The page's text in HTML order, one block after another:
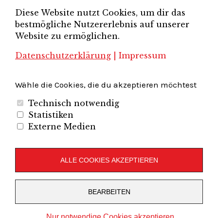
Brandenburg-Berlin e.V.
Unternehmerverband Sachsen e.V.
Unternehmervereinigung Uckermark e.V.
Wirtschaftshof Spandau e.V. Volkswirtschaftlicher Dialog
Unternehmerverband Brandenburg-Berlin e.V.
Folgen Sie uns auf
LinkedInInstagram
Slideshare
Youtube
Stolz präsentiert vonWordPress
Diese Website nutzt Cookies, um dir das
bestmögliche Nutzererlebnis auf unserer
Website zu ermöglichen.
Datenschutzerklärung
Impressum
Wähle die Cookies, die du akzeptieren möchtest
Technisch notwendig
Statistiken
Externe Medien
ALLE COOKIES AKZEPTIEREN
BEARBEITEN